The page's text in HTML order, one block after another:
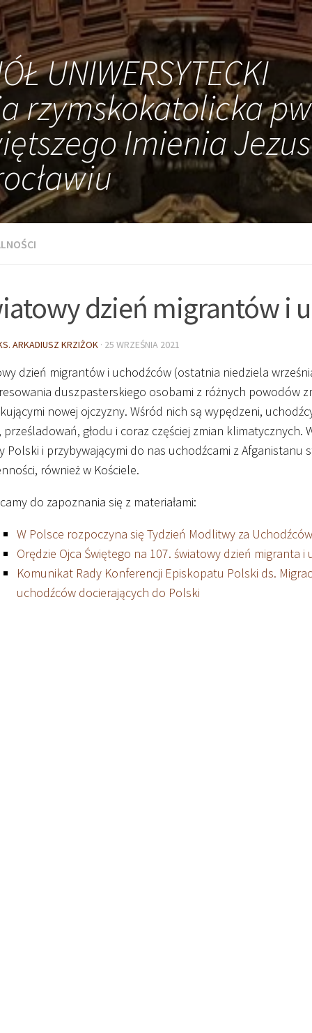
UNIWERSYTECKI
rzymskokatolicka
Imienia Jezus
dzień migrantów i
ARKADIUSZ KRZIŻOK · 25 WRZEŚNIA 2021
dzień migrantów i uchodźców (ostatnia niedziela
duszpasterskiego osobami z różnych powodów
nowej ojczyzny. Wśród nich są wypędzeni,
prześladowań, głodu i coraz częściej zmian klimatycznych.
Polski i przybywającymi do nas uchodźcami z Afganistanu
również w Kościele.
do zapoznania się z materiałami:
W Polsce rozpoczyna się Tydzień Modlitwy za
Orędzie Ojca Świętego na 107. światowy dzień migranta i
Komunikat Rady Konferencji Episkopatu Polski ds.
uchodźców docierających do Polski